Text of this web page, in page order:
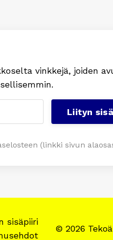
vinkkejä, joiden
.
Liityn
(linkki sivun
sisäpiiri
© 2026